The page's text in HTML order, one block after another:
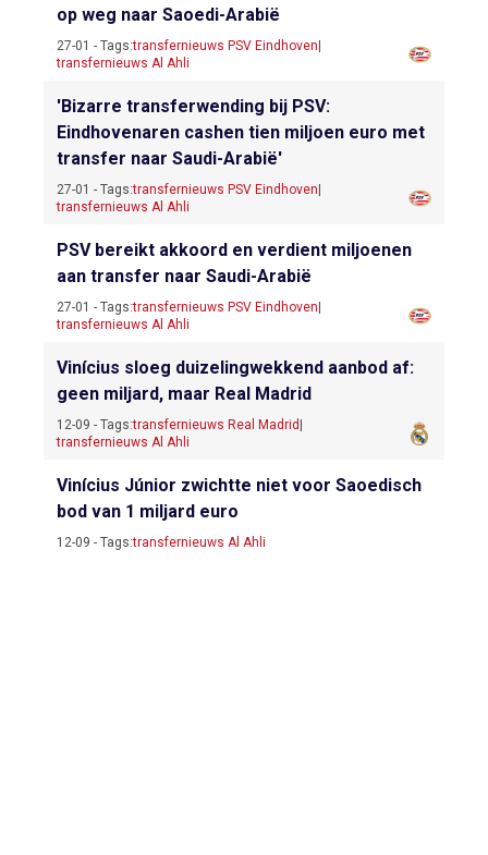
op weg naar Saoedi-Arabië
27-01 - Tags:transfernieuws PSV Eindhoven
transfernieuws Al Ahli
'Bizarre transferwending bij PSV:
Eindhovenaren cashen tien miljoen euro met
transfer naar Saudi-Arabië'
27-01 - Tags:transfernieuws PSV Eindhoven
transfernieuws Al Ahli
PSV bereikt akkoord en verdient miljoenen
aan transfer naar Saudi-Arabië
27-01 - Tags:transfernieuws PSV Eindhoven
transfernieuws Al Ahli
Vinícius sloeg duizelingwekkend aanbod af:
geen miljard, maar Real Madrid
12-09 - Tags:transfernieuws Real Madrid
transfernieuws Al Ahli
Vinícius Júnior zwichtte niet voor Saoedisch
bod van 1 miljard euro
12-09 - Tags:transfernieuws Al Ahli